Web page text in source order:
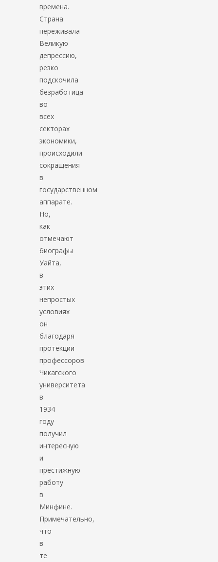
времена.
Страна
переживала
Великую
депрессию,
резко
подскочила
безработица
во
всех
секторах
экономики,
происходили
сокращения
в
государственном
аппарате.
Но,
как
отмечают
биографы
Уайта,
в
этих
непростых
условиях
он
благодаря
протекции
профессоров
Чикагского
университета
в
1934
году
получил
интересную
и
престижную
работу
в
Минфине.
Примечательно,
что
в
те